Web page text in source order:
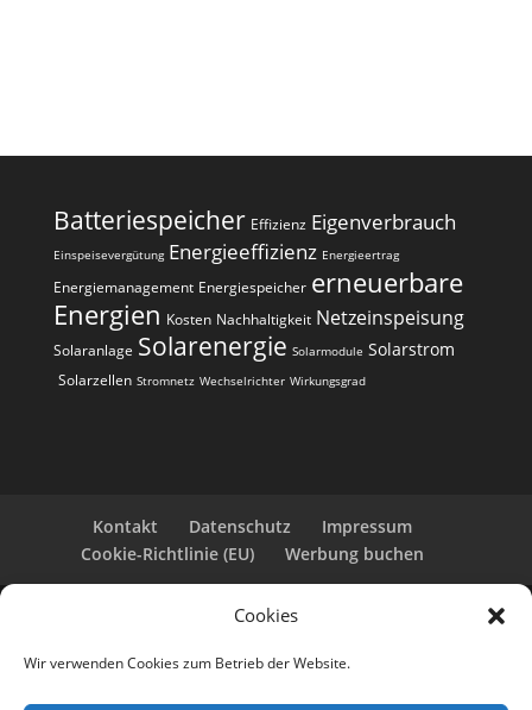
Cookies
Wir verwenden Cookies zum Betrieb der Website.
Batteriespeicher Effizienz Eigenverbrauch
Einspeisevergütung Energieeffizienz Energieertrag
Energiemanagement Energiespeicher erneuerbare
Energien Kosten Nachhaltigkeit Netzeinspeisung
Solaranlage Solarenergie Solarmodule Solarstrom
Solarzellen Stromnetz Wechselrichter Wirkungsgrad
Kontakt Datenschutz
Impressum
Cookie-Richtlinie (EU)
Werbung buchen
Copyright 2025-2026 | Web24 Consulting AVO UG |
Webseite mit Infos rund um PV-Anlagen und einem
Anbieterverzeichnis. Wir selbst sind kein Solarteur.